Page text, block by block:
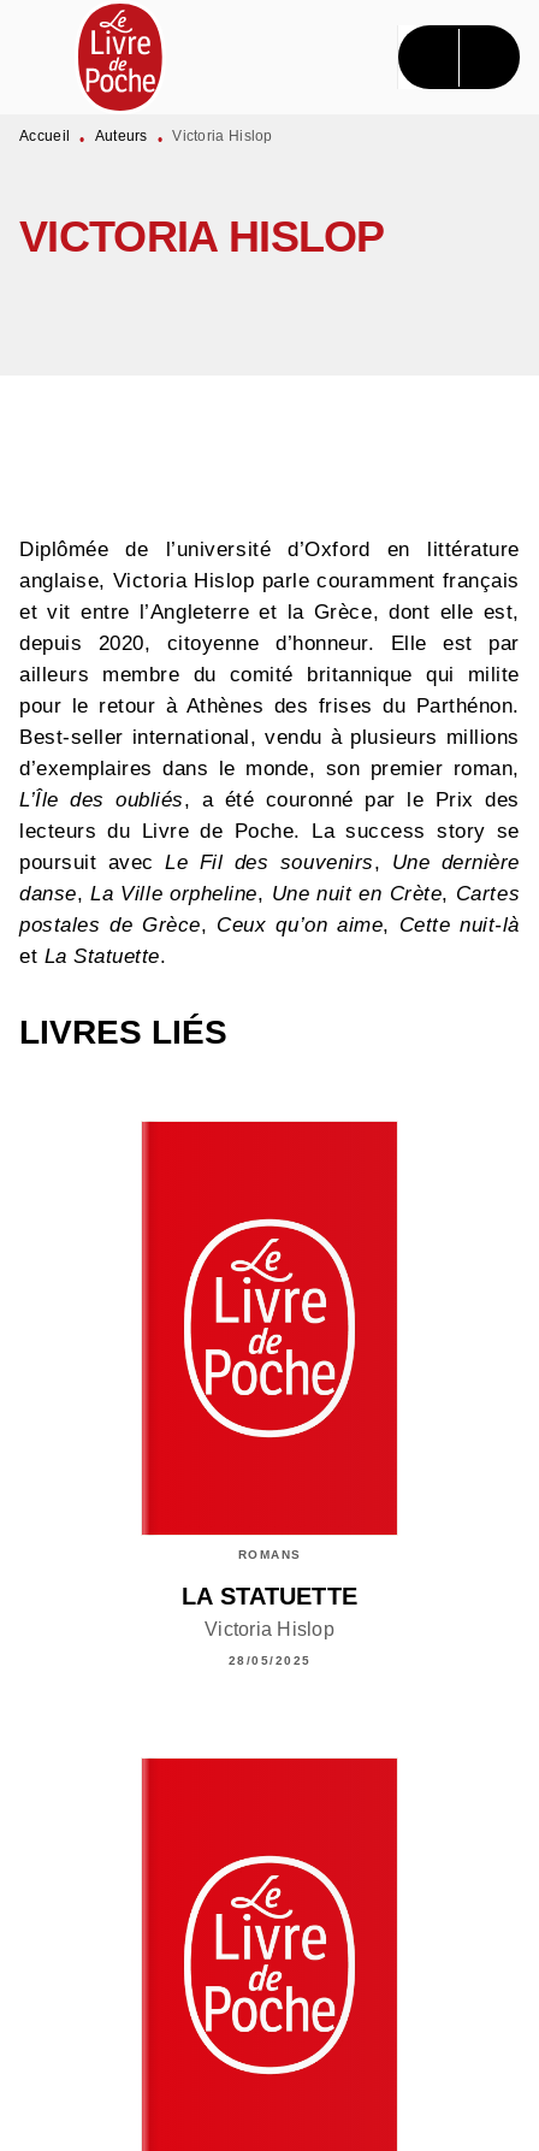
MENU RECHERCHE CONTENU
PIED DE PAGE
Accueil • Auteurs • Victoria Hislop
VICTORIA HISLOP
Diplômée de l’université d’Oxford en littérature
anglaise, Victoria Hislop parle couramment français
et vit entre l’Angleterre et la Grèce, dont elle est,
depuis 2020, citoyenne d’honneur. Elle est par
ailleurs membre du comité britannique qui milite
pour le retour à Athènes des frises du Parthénon.
Best-seller international, vendu à plusieurs millions
d’exemplaires dans le monde, son premier roman,
L’Île des oubliés, a été couronné par le Prix des
lecteurs du Livre de Poche. La success story se
poursuit avecLe Fil des souvenirs, Une dernière
danse,La Ville orpheline, Une nuit en Crète, Cartes
postales de Grèce, Ceux qu’on aime, Cette nuit-là
et La Statuette.
LIVRES LIÉS
ROMANS
LA STATUETTE
Victoria Hislop
28/05/2025